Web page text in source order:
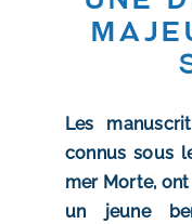
S’inscrire à la
Les
connus sous
mer Morte,
un jeune